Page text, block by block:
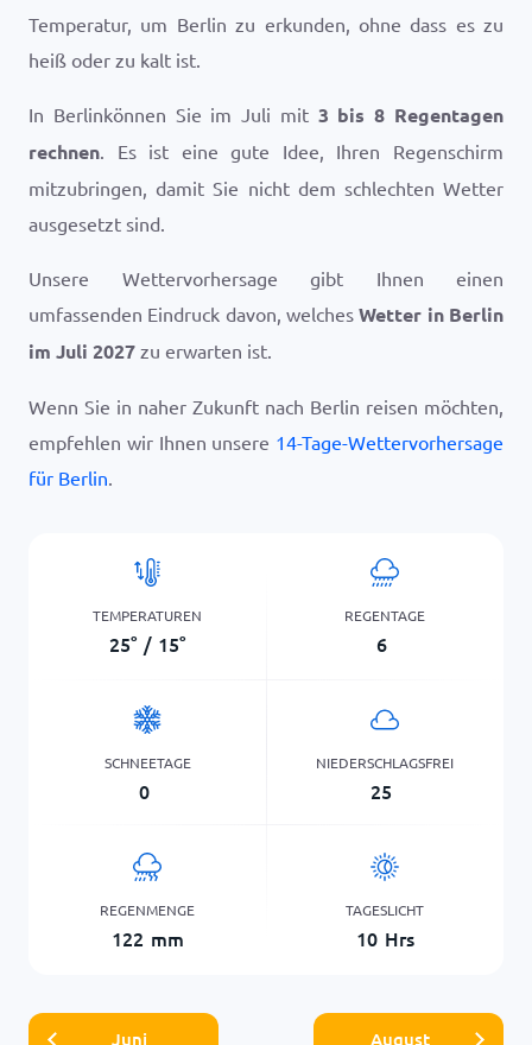
Temperatur, um Berlin zu erkunden, ohne dass es zu
heiß oder zu kalt ist.
In Berlinkönnen Sie im Juli mit 3 bis 8 Regentagen
rechnen. Es ist eine gute Idee, Ihren Regenschirm
mitzubringen, damit Sie nicht dem schlechten Wetter
ausgesetzt sind.
Unsere Wettervorhersage gibt Ihnen einen
umfassenden Eindruck davon, welchesWetter in Berlin
im Juli 2027 zu erwarten ist.
Wenn Sie in naher Zukunft nach Berlin reisen möchten,
empfehlen wir Ihnen unsere 14-Tage-Wettervorhersage
für Berlin.
TEMPERATUREN
25° / 15°
REGENTAGE
6
SCHNEETAGE
0
NIEDERSCHLAGSFREI
25
REGENMENGE
122 mm
TAGESLICHT
10 Hrs
Juni August